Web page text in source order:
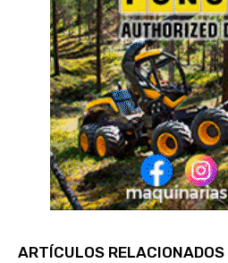
ARTÍCULOS RELACIONADOS